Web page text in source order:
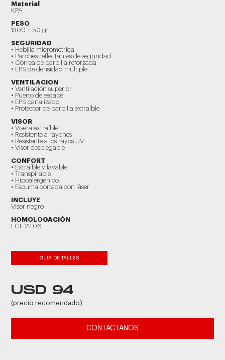
Material
KPA
PESO
1300 ± 50 gr.
SEGURIDAD
• Hebilla micrométrica
• Parches reflectantes de seguridad
• Correa de barbilla reforzada
• EPS de densidad múltiple
VENTILACION
• Ventilación superior
• Puerto de escape
• EPS canalizado
• Protector de barbilla extraíble
VISOR
• Visera extraíble
• Resistente a rayones
• Resistente a los rayos UV
• Visor desplegable
CONFORT
• Extraíble y lavable
• Transpirable
• Hipoalergénico
• Espuma cortada con láser
INCLUYE
Visor negro
HOMOLOGACIÓN
ECE 22.06
GUIA DE TALLES
USD 94
(precio recomendado)
CONTACTANOS